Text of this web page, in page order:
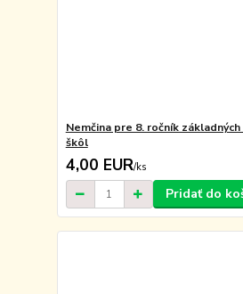
Nemčina pre 8. ročník
škôl
4,00 EUR/ks
Pridať do